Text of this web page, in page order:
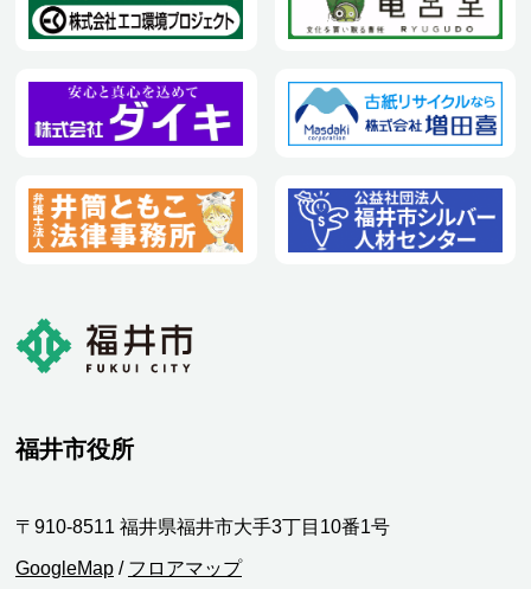
福井市役所
〒910-8511 福井県福井市大手3丁目10番1号
GoogleMap / フロアマップ